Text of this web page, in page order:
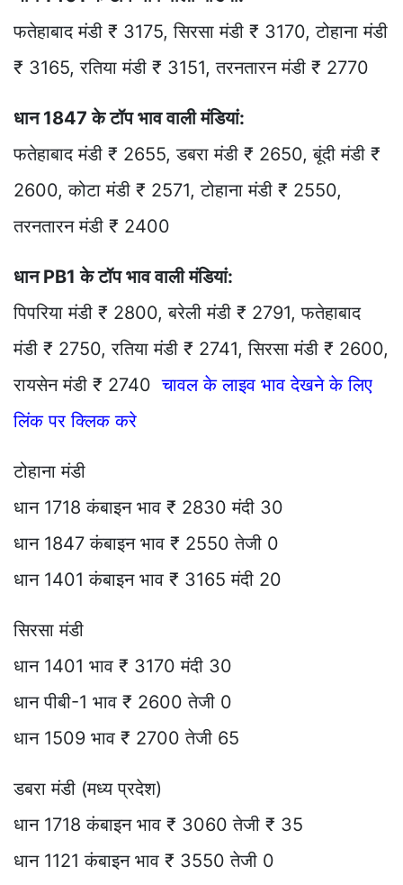
फतेहाबाद मंडी ₹ 3175, सिरसा मंडी ₹ 3170, टोहाना मंडी
₹ 3165, रतिया मंडी ₹ 3151, तरनतारन मंडी ₹ 2770
धान 1847 के टॉप भाव वाली मंडियां:
फतेहाबाद मंडी ₹ 2655, डबरा मंडी ₹ 2650, बूंदी मंडी ₹
2600, कोटा मंडी ₹ 2571, टोहाना मंडी ₹ 2550,
तरनतारन मंडी ₹ 2400
धान PB1 के टॉप भाव वाली मंडियां:
पिपरिया मंडी ₹ 2800, बरेली मंडी ₹ 2791, फतेहाबाद
मंडी ₹ 2750, रतिया मंडी ₹ 2741, सिरसा मंडी ₹ 2600,
रायसेन मंडी ₹ 2740चावल के लाइव भाव देखने के लिए
लिंक पर क्लिक करे
टोहाना मंडी
धान 1718 कंबाइन भाव ₹ 2830 मंदी 30
धान 1847 कंबाइन भाव ₹ 2550 तेजी 0
धान 1401 कंबाइन भाव ₹ 3165 मंदी 20
सिरसा मंडी
धान 1401 भाव ₹ 3170 मंदी 30
धान पीबी-1 भाव ₹ 2600 तेजी 0
धान 1509 भाव ₹ 2700 तेजी 65
डबरा मंडी (मध्य प्रदेश)
धान 1718 कंबाइन भाव ₹ 3060 तेजी ₹ 35
धान 1121 कंबाइन भाव ₹ 3550 तेजी 0